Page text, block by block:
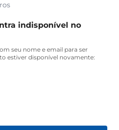
indisponível no
seu nome e email para ser
estiver disponível novamente: